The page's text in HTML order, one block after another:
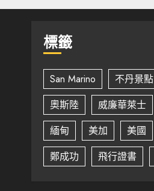
標籤
San Marino 不丹景點
奧斯陸
威廉華萊士
緬甸
美加 美國
鄭成功
飛行證書